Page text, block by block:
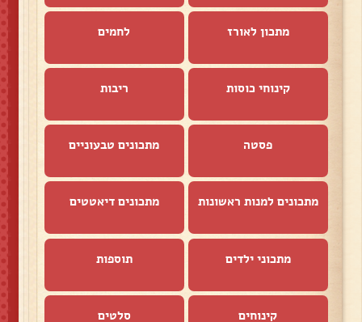
מתכון לאורז לחמים
קינוחי כוסות ריבות
פסטה מתכונים טבעוניים
מתכונים למנות ראשונות מתכונים דיאטטים
מתכוני ילדים תוספות
קינוחים סלטים